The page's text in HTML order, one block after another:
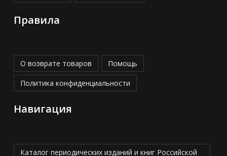
Правила
О возврате товаров Помощь
Политика конфиденциальности
Навигация
Каталог периодических изданий и книг Российской